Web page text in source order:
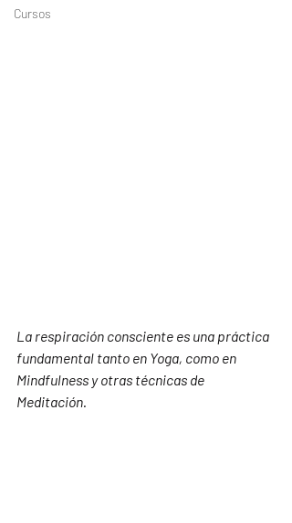
Cursos
La respiración consciente es una práctica
fundamental tanto en Yoga, como en
Mindfulness y otras técnicas de
Meditación.